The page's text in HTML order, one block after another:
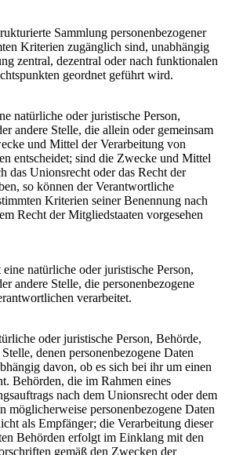
Sammlung personenbezogener
Kriterien zugänglich sind, unabhängig
zentral, dezentral oder nach funktionalen
geordnet geführt wird.
natürliche oder juristische Person,
andere Stelle, die allein oder gemeinsam
und Mittel der Verarbeitung von
entscheidet; sind die Zwecke und Mittel
das Unionsrecht oder das Recht der
so können der Verantwortliche
Kriterien seiner Benennung nach
Recht der Mitgliedstaaten vorgesehen
natürliche oder juristische Person,
andere Stelle, die personenbezogene
verarbeitet.
oder juristische Person, Behörde,
denen personenbezogene Daten
davon, ob es sich bei ihr um einen
Behörden, die im Rahmen eines
nach dem Unionsrecht oder dem
möglicherweise personenbezogene Daten
als Empfänger; die Verarbeitung dieser
Behörden erfolgt im Einklang mit den
gemäß den Zwecken der